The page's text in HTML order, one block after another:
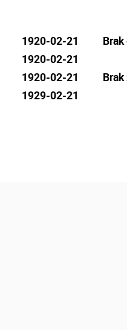
1920-02-21
1920-02-21
1920-02-21
1929-02-21